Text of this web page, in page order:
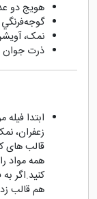
هویج دو
گوجه‌فرنگي
نمک،
ذرت جوان
ابتدا
زعفران،
قالب های
همه مواد
كنيد.اگر
هم قالب